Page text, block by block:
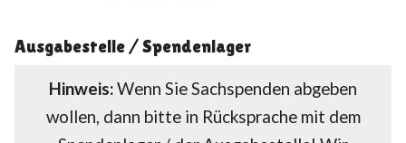
Ausgabestelle / Spendenlager
Hinweis:Wenn Sie Sachspenden abgeben
wollen, dann bitte in Rücksprache mit dem